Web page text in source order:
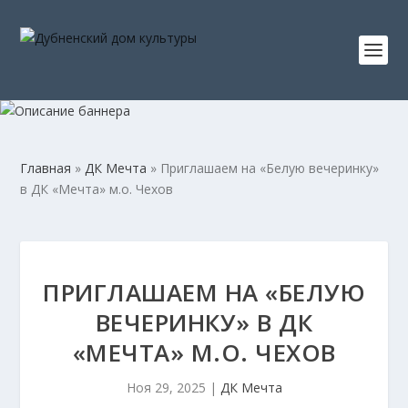
Главная »ДК Мечта » Приглашаем на «Белую вечеринку»
в ДК «Мечта» м.о. Чехов
ПРИГЛАШАЕМ НА «БЕЛУЮ
ВЕЧЕРИНКУ» В ДК
«МЕЧТА» М.О. ЧЕХОВ
Ноя 29, 2025 | ДК Мечта